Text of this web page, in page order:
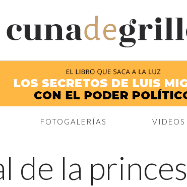
FOTOGALERÍAS VIDEOS
de la